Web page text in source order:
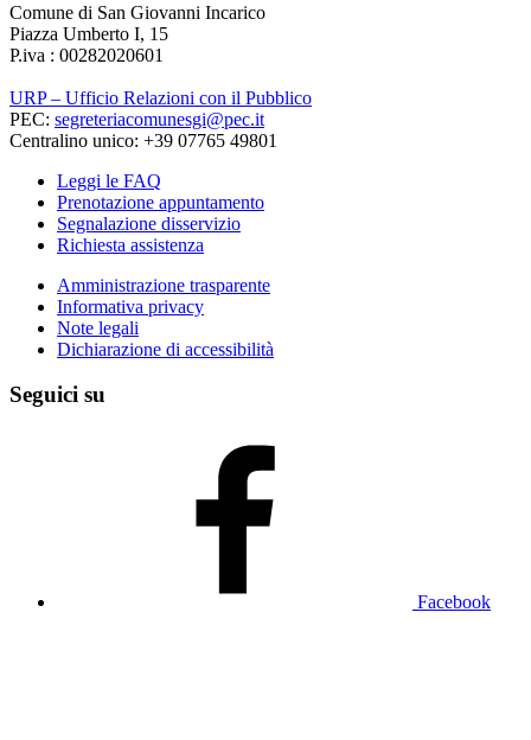
Comune di San Giovanni Incarico
Piazza Umberto I, 15
P.iva : 00282020601
URP – Ufficio Relazioni con il Pubblico
PEC: segreteriacomunesgi@pec.it
Centralino unico: +39 07765 49801
Leggi le FAQ
Prenotazione appuntamento
Segnalazione disservizio
Richiesta assistenza
Amministrazione trasparente
Informativa privacy
Note legali
Dichiarazione di accessibilità
Seguici su
Facebook